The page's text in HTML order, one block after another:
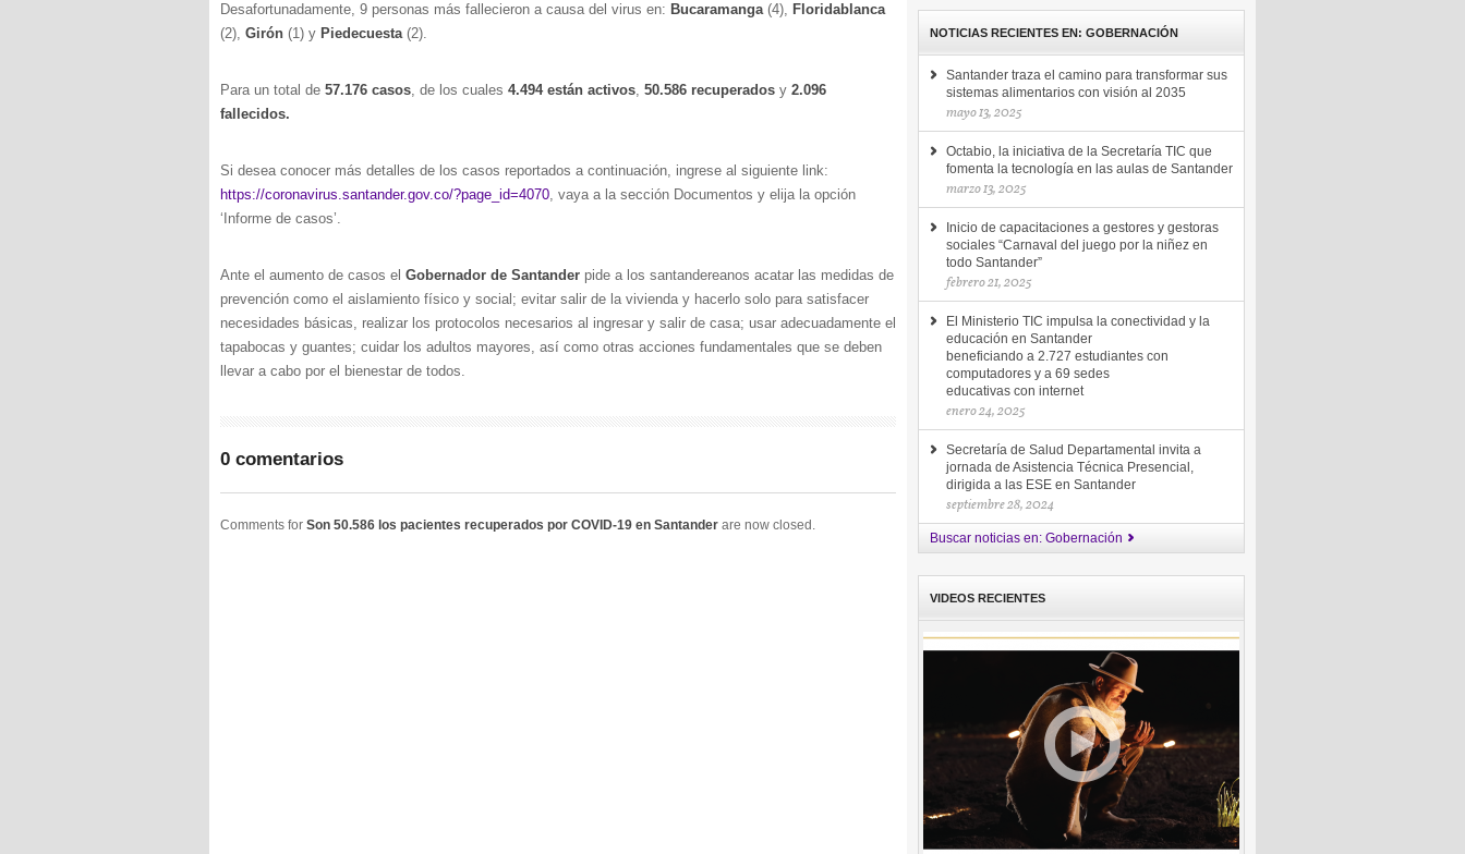
Desafortunadamente, 9 personas más fallecieron a causa del virus en: Bucaramanga(4), Floridablanca
(2), Girón (1) y Piedecuesta (2).
Para un total de 57.176 casos, de los cuales 4.494 están activos, 50.586 recuperados y 2.096
fallecidos.
Si desea conocer más detalles de los casos reportados a continuación, ingrese al siguiente link:
https://coronavirus.santander.gov.co/?page_id=4070, vaya a la sección Documentos y elija la opción
‘Informe de casos’.
Ante el aumento de casos el Gobernador de Santander pide a los santandereanos acatar las medidas de
prevención como el aislamiento físico y social; evitar salir de la vivienda y hacerlo solo para satisfacer
necesidades básicas, realizar los protocolos necesarios al ingresar y salir de casa; usar adecuadamente el
tapabocas y guantes; cuidar los adultos mayores, así como otras acciones fundamentales que se deben
llevar a cabo por el bienestar de todos.
0 comentarios
Comments for Son 50.586 los pacientes recuperados por COVID-19 en Santander are now closed.
NOTICIAS RECIENTES EN: GOBERNACIÓN
Santander traza el camino para transformar sus
sistemas alimentarios con visión al 2035
mayo 13, 2025
Octabio, la iniciativa de la Secretaría TIC que
fomenta la tecnología en las aulas de Santander
marzo 13, 2025
Inicio de capacitaciones a gestores y gestoras
sociales “Carnaval del juego por la niñez en
todo Santander”
febrero 21, 2025
El Ministerio TIC impulsa la conectividad y la
educación en Santander
beneficiando a 2.727 estudiantes con
computadores y a 69 sedes
educativas con internet
enero 24, 2025
Secretaría de Salud Departamental invita a
jornada de Asistencia Técnica Presencial,
dirigida a las ESE en Santander
septiembre 28, 2024
Buscar noticias en: Gobernación
VIDEOS RECIENTES